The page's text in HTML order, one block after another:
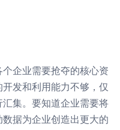
企业需要抢夺的核心资
发和利用能力不够，仅
集。要知道企业需要将
据为企业创造出更大的